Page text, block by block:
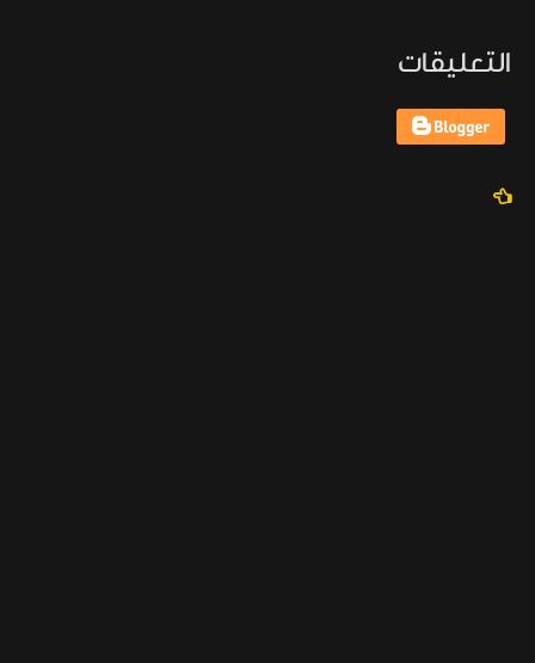
التعليقات